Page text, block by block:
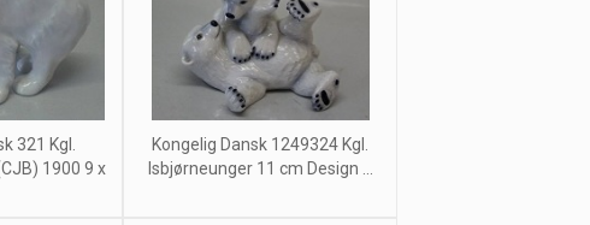
321 Kgl.
1900 9 x
Kongelig Dansk 1249324 Kgl.
Isbjørneunger 11 cm Design ...